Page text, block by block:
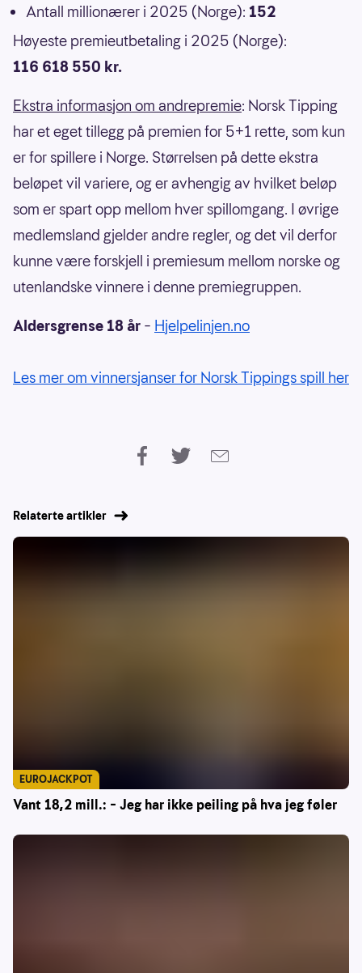
Antall millionærer i 2025 (Norge): 152
Høyeste premieutbetaling i 2025 (Norge):
116 618 550 kr.
Ekstra informasjon om andrepremie: Norsk Tipping
har et eget tillegg på premien for 5+1 rette, som kun
er for spillere i Norge. Størrelsen på dette ekstra
beløpet vil variere, og er avhengig av hvilket beløp
som er spart opp mellom hver spillomgang. I øvrige
medlemsland gjelder andre regler, og det vil derfor
kunne være forskjell i premiesum mellom norske og
utenlandske vinnere i denne premiegruppen.
Aldersgrense 18 år – Hjelpelinjen.no
Les mer om vinnersjanser for Norsk Tippings spill her
Relaterte artikler
Vant 18,2 mill.: – Jeg har ikke peiling på hva jeg føler
EUROJACKPOT